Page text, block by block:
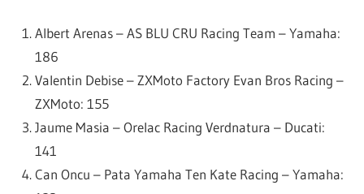
Albert Arenas – AS BLU CRU Racing Team – Yamaha:
186
Valentin Debise – ZXMoto Factory Evan Bros Racing –
ZXMoto: 155
Jaume Masia – Orelac Racing Verdnatura – Ducati:
141
Can Oncu – Pata Yamaha Ten Kate Racing – Yamaha: